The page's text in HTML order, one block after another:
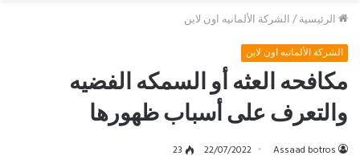
الرئيسية/الشركة الألمانيه اون لاين
الشركة الألمانيه اون لاين
مكافحه العثه أو السمكه الفضيه
والتعرف على أسباب ظهورها
Assaad botros
22/07/2022
23